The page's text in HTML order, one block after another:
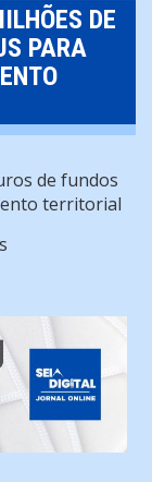
DE
PARA